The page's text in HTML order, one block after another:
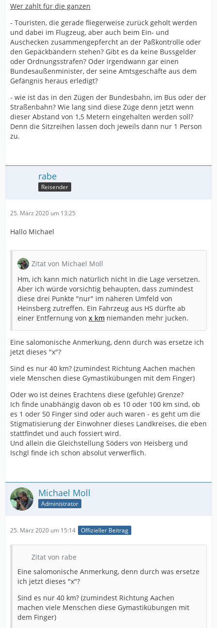
Wer zahlt für die ganzen
- Touristen, die gerade fliegerweise zurück geholt werden
und dabei im Flugzeug, aber auch beim Ein- und
Auschecken zusammengepfercht an der Paßkontrolle oder
den Gepäckbändern stehen? Gibt es da keine Bussgelder
oder Ordnungsstrafen? Oder irgendwann gar einen
Bundesaußenminister, der seine Amtsgeschäfte aus dem
Gefängnis heraus erledigt?
- wie ist das in den Zügen der Bundesbahn, im Bus oder der
Straßenbahn? Wie lang sind diese Züge denn jetzt wenn
dieser Abstand von 1,5 Metern eingehalten werden soll?
Denn die Sitzreihen lassen doch jeweils dann nur 1 Person
zu.
rabe
Reisender
25. März 2020 um 13:25
Hallo Michael
Zitat von Michael Moll
Hm, ich kann mich natürlich nicht in die Lage versetzen.
Aber ich würde vorsichtig behaupten, dass zumindest
diese drei Punkte "nur" im näheren Umfeld von
Heinsberg zutreffen. Ein Fahrzeug aus HS dürfte ab
einer Entfernung von x km niemanden mehr jucken.
Eine salomonische Anmerkung, denn durch was ersetze ich
jetzt dieses "x"?
Sind es nur 40 km? (zumindest Richtung Aachen machen
viele Menschen diese Gymastikübungen mit dem Finger)
Oder wo ist deines Erachtens diese (gefühle) Grenze?
Ich finde unabhängig davon ob es 10 oder 100 km sind, ob
es 1 oder 50 Finger sind oder auch waren - es geht um die
Stigmatisierung der Einwohner dieses Landkreises, die eben
stattfindet und auch fossiert wird.
Und allein die Gleichstellung Söders von Heisberg und
Ischgl finde ich schon absolut verwerflich.
Michael Moll
Administrator
25. März 2020 um 15:14 Offizieller Beitrag
Zitat von rabe
Eine salomonische Anmerkung, denn durch was ersetze
ich jetzt dieses "x"?
Sind es nur 40 km? (zumindest Richtung Aachen
machen viele Menschen diese Gymastikübungen mit
dem Finger)